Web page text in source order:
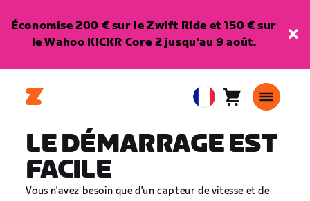
Économise 200 € sur le Zwift Ride et 150 € sur
le Wahoo KICKR Core 2 jusqu'au 9 août.
European
Français
Panier0
LE DÉMARRAGE EST
FACILE
Vous n'avez besoin que d'un capteur de vitesse et de